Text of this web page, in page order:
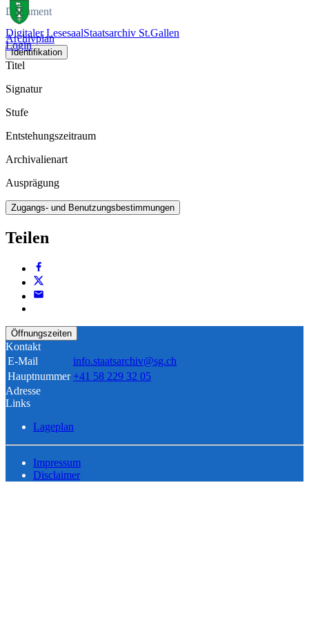
Digitaler LesesaalStaatsarchiv St.Gallen
Login
Dokument
Archivplan
Identifikation
Titel
Signatur
Stufe
Entstehungszeitraum
Archivalienart
Ausprägung
Zugangs- und Benutzungsbestimmungen
Teilen
Öffnungszeiten
Kontakt
E-Mail
info.staatsarchiv@sg.ch
Hauptnummer +41 58 229 32 05
Adresse
Links
Lageplan
Impressum
Disclaimer